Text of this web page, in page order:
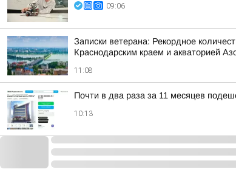
09:06
Записки ветерана: Рекордное
Краснодарским краем и акваторией
11:08
Почти в два раза за 11 месяцев
10:13